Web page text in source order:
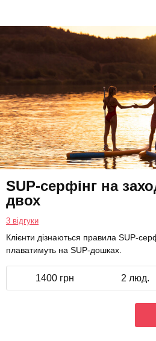
SUP-серфінг на
двох
3 відгуки
Клієнти дізнаються правила SUP-
плаватимуть на SUP-дошках.
1400 грн 2 люд.